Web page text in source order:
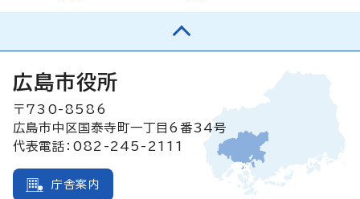
広島市役所
〒730-8586
広島市中区国泰寺町一丁目6番34号
代表電話：082-245-2111
庁舎案内